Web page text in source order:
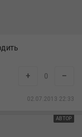
02.07.2013 22:33
+ 0 –
АВТОР